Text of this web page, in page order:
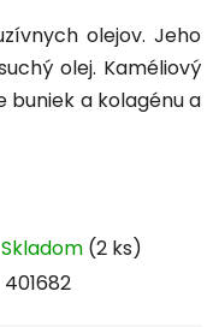
olejov. Jeho
olej. Kaméliový
a kolagénu a
Skladom (2 ks)
401682